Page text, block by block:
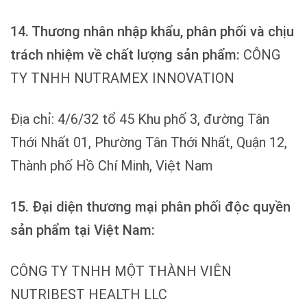
14. Thương nhân nhập khẩu, phân phối và chịu
trách nhiệm về chất lượng sản phẩm: CÔNG
TY TNHH NUTRAMEX INNOVATION
Địa chỉ: 4/6/32 tổ 45 Khu phố 3, đường Tân
Thới Nhất 01, Phường Tân Thới Nhất, Quận 12,
Thành phố Hồ Chí Minh, Việt Nam
15. Đại diện thương mại phân phối độc quyền
sản phẩm tại Việt Nam:
CÔNG TY TNHH MỘT THÀNH VIÊN
NUTRIBEST HEALTH LLC